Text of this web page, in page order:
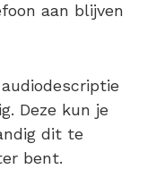
aan blijven
Deze kun je
dit te
bent.